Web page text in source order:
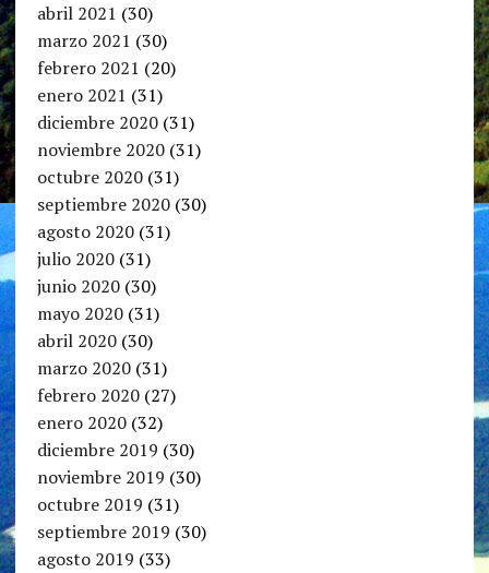
abril 2021 (30)
marzo 2021 (30)
febrero 2021 (20)
enero 2021 (31)
diciembre 2020(31)
noviembre 2020(31)
octubre 2020(31)
septiembre 2020(30)
agosto 2020(31)
julio 2020(31)
junio 2020(30)
mayo 2020(31)
abril 2020(30)
marzo 2020(31)
febrero 2020(27)
enero 2020(32)
diciembre 2019 (30)
noviembre 2019 (30)
octubre 2019 (31)
septiembre 2019 (30)
agosto 2019 (33)